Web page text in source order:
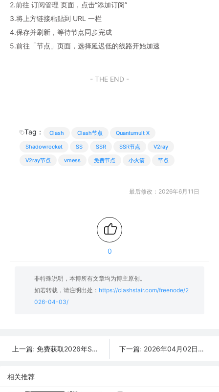
2.前往 订阅管理 页面，点击“添加订阅”
3.将上方链接粘贴到 URL 一栏
4.保存并刷新，等待节点同步完成
5.前往「节点」页面，选择延迟低的线路开始加速
- THE END -
Tag： Clash Clash节点
Quantumult X
Shadowrocket
SS SSR SSR节点
V2ray
V2ray节点
vmess 免费节点 小火箭 节点
最后修改：2026年6月11日
0
非特殊说明，本博所有文章均为博主原创。
如若转载，请注明出处： https://clashstair.com/freenode/2
026-04-03/
上一篇: 免费获取2026年SSR/V2Ray/Clash节点 | 04月04日可用 下一篇: 2026年04月02日更新：38条SSR/V2Ray/Clash可用免费节点
相关推荐